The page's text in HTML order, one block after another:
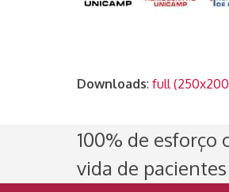
Downloads: full
100% de esforço
vida de